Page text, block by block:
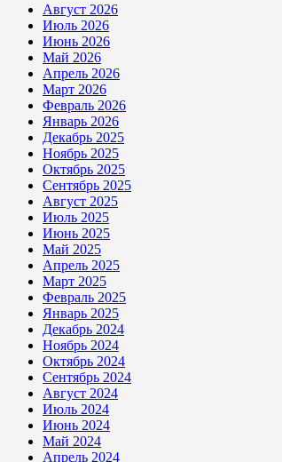
Август 2026
Июль 2026
Июнь 2026
Май 2026
Апрель 2026
Март 2026
Февраль 2026
Январь 2026
Декабрь 2025
Ноябрь 2025
Октябрь 2025
Сентябрь 2025
Август 2025
Июль 2025
Июнь 2025
Май 2025
Апрель 2025
Март 2025
Февраль 2025
Январь 2025
Декабрь 2024
Ноябрь 2024
Октябрь 2024
Сентябрь 2024
Август 2024
Июль 2024
Июнь 2024
Май 2024
Апрель 2024